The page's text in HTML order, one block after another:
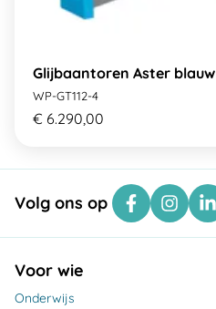
Glijbaantoren Aster blauw
WP-GT112-4
€ 6.290,00
Volg ons op
Voor wie
Onderwijs